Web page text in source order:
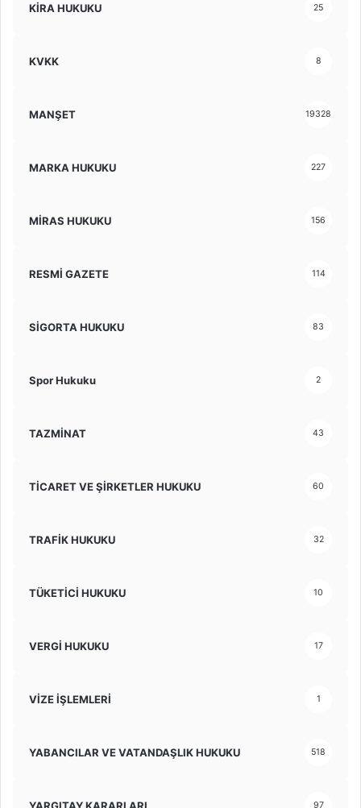
KİRA HUKUKU 25
KVKK 8
MANŞET 19328
MARKA HUKUKU 227
MİRAS HUKUKU 156
RESMİ GAZETE 114
SİGORTA HUKUKU 83
Spor Hukuku 2
TAZMİNAT 43
TİCARET VE ŞİRKETLER HUKUKU 60
TRAFİK HUKUKU 32
TÜKETİCİ HUKUKU 10
VERGİ HUKUKU 17
VİZE İŞLEMLERİ 1
YABANCILAR VE VATANDAŞLIK HUKUKU 518
97